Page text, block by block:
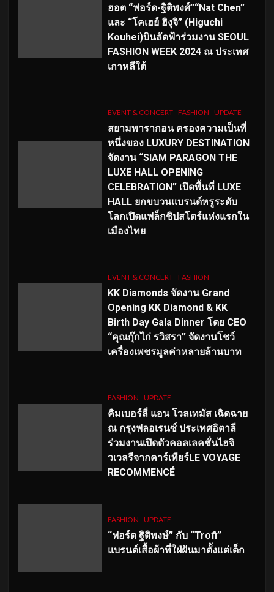
ฮอต “ฟอร์ด-ฐิติพงศ์”“Nat Chen”
และ “โคเฮย์ ฮิงุจิ” (Higuchi
Kouhei)บินลัดฟ้าร่วมงาน SEOUL
FASHION WEEK 2024 ณ ประเทศ
เกาหลีใต้
EVENT & CONCERT FASHION UPDATE
สยามพารากอน ครองความเป็นที่
หนึ่งของ LUXURY DESTINATION
จัดงาน “SIAM PARAGON THE
LUXE HALL OPENING
CELEBRATION” เปิดพื้นที่ LUXE
HALL ยกขบวนแบรนด์หรูระดับ
โลกเปิดแฟล็กชิปสโตร์แห่งแรกใน
เมืองไทย
EVENT & CONCERT FASHION
KK Diamonds จัดงาน Grand
Opening KK Diamond & KK
Birth Day Gala Dinner โดย CEO
“คุณกุ๊กไก่ รวิสรา” จัดงานโชว์
เครื่องเพชรมูลค่าหลายล้านบาท
FASHION UPDATE
คิมเบอร์ลี่ แอน โวลเทมัส เฉิดฉาย
ณ กรุงฟลอเรนซ์ ประเทศอิตาลี
ร่วมงานเปิดตัวคอลเลคชั่นไฮจิ
วเวลรีจากคาร์เทียร์LE VOYAGE
RECOMMENCÉ
FASHION UPDATE
“ฟอร์ด ฐิติพงษ์” กับ “Trofi”
แบรนด์เสื้อผ้าที่ใฝ่ฝันมาตั้งแต่เด็ก